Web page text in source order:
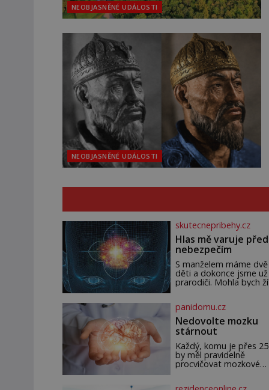
NEOBJASNĚNÉ UDÁLOSTI
NEOBJASNĚNÉ UDÁLOSTI
skutecnepribehy.cz
Hlas mě varuje před
nebezpečím
S manželem máme dvě
děti a dokonce jsme už
prarodiči. Mohla bych
nabourala mysl. Živím se
jako mzdová účetní a
konec měsíce je pro mě
vždy velice psychicky
náročným obdobím.
chvíle, co máme
mi dcera čím dál častěji
volá o pomoc, co se
panidomu.cz
Nedovolte mozku
stárnout
Každý, komu je přes
by měl pravidelně
procvičovat mozkové